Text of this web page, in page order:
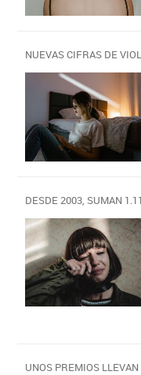
NUEVAS CIFRAS DE
DESDE 2003, SUMAN
UNOS PREMIOS